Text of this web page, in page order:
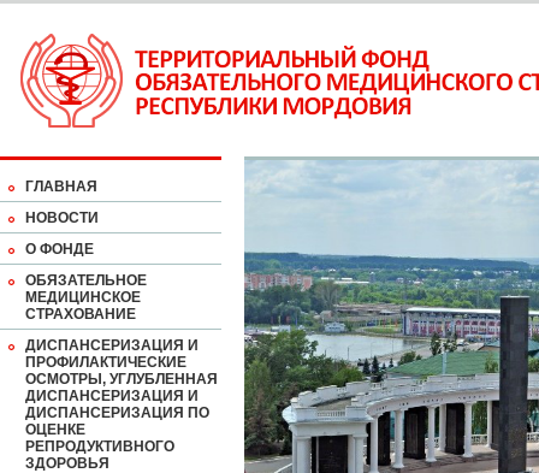
ГЛАВНАЯ
НОВОСТИ
О ФОНДЕ
ОБЯЗАТЕЛЬНОЕ
МЕДИЦИНСКОЕ
СТРАХОВАНИЕ
ДИСПАНСЕРИЗАЦИЯ И
ПРОФИЛАКТИЧЕСКИЕ
ОСМОТРЫ, УГЛУБЛЕННАЯ
ДИСПАНСЕРИЗАЦИЯ И
ДИСПАНСЕРИЗАЦИЯ ПО
ОЦЕНКЕ
РЕПРОДУКТИВНОГО
ЗДОРОВЬЯ